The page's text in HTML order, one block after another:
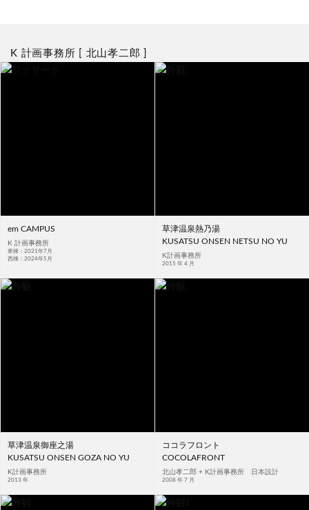
K 計画事務所 [ 北山孝二郎 ]
em CAMPUS
K 計画事務所
東棟：2021年7月
西棟：2024年5月
草津温泉熱乃湯
KUSATSU ONSEN NETSU NO YU
K計画事務所
2015 年 4 月
草津温泉御座之湯
KUSATSU ONSEN GOZA NO YU
K計画事務所
2013 年
ココラフロント
COCOLAFRONT
北山孝二郎 + K計画事務所 日本設計
2008 年 7 月